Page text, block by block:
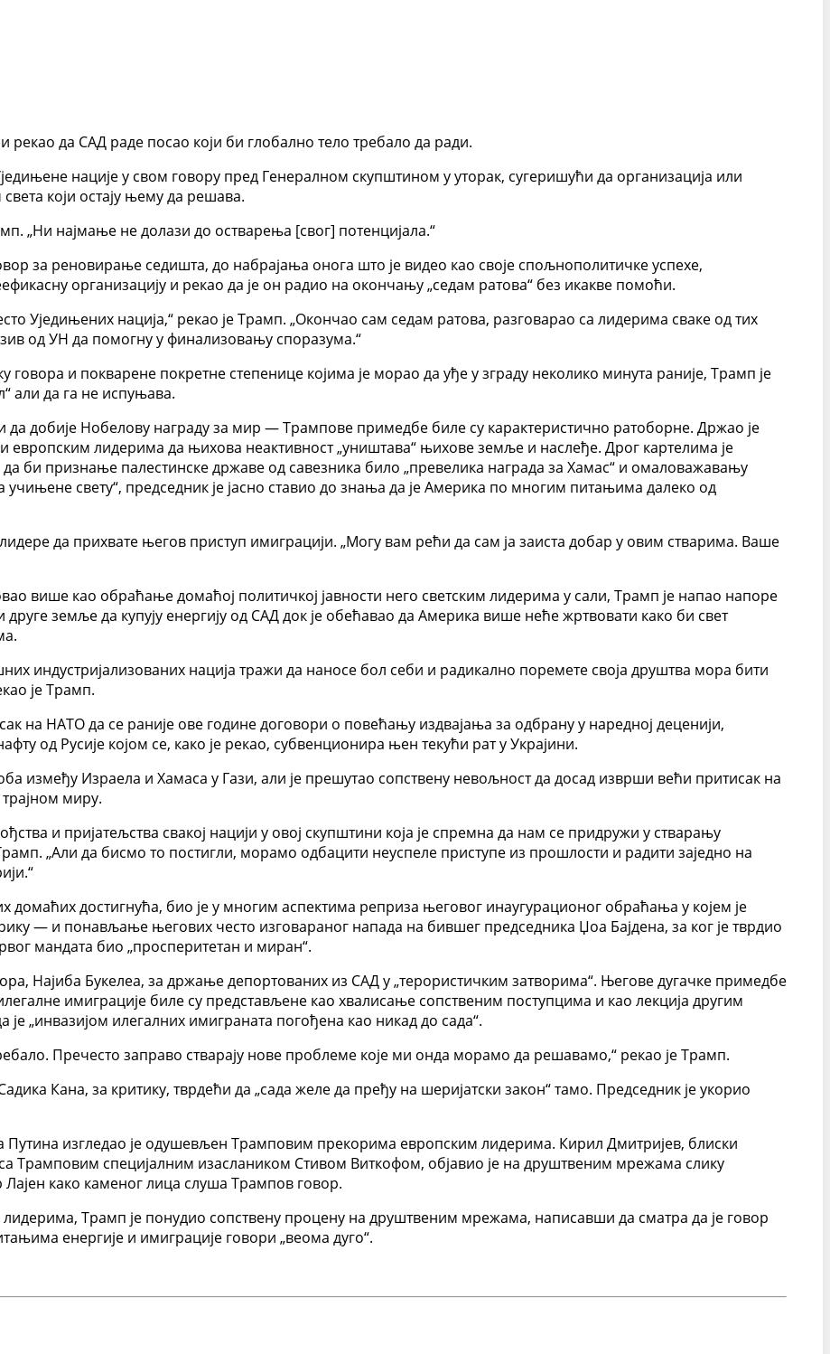
рекао да САД раде посао који би глобално тело требало да ради.
нације у свом говору пред Генералном скупштином у уторак, сугеришући да организација или
који остају њему да решава.
„Ни најмање не долази до остварења [свог] потенцијала.“
за реновирање седишта, до набрајања онога што је видео као своје спољнополитичке успехе,
организацију и рекао да је он радио на окончању „седам ратова“ без икакве помоћи.
Уједињених нација,“ рекао је Трамп. „Окончао сам седам ратова, разговарао са лидерима сваке од тих
од УН да помогну у финализовању споразума.“
и покварене покретне степенице којима је морао да уђе у зграду неколико минута раније, Трамп је
али да га не испуњава.
добије Нобелову награду за мир — Трампове примедбе биле су карактеристично ратоборне. Држао је
европским лидерима да њихова неактивност „уништава“ њихове земље и наслеђе. Дрог картелима је
да би признање палестинске државе од савезника било „превелика награда за Хамас“ и омаловажавању
учињене свету“, председник је јасно ставио до знања да је Америка по многим питањима далеко од
да прихвате његов приступ имиграцији. „Могу вам рећи да сам ја заиста добар у овим стварима. Ваше
више као обраћање домаћој политичкој јавности него светским лидерима у сали, Трамп је напао напоре
земље да купују енергију од САД док је обећавао да Америка више неће жртвовати како би свет
индустријализованих нација тражи да наносе бол себи и радикално поремете своја друштва мора бити
је Трамп.
на НАТО да се раније ове године договори о повећању издвајања за одбрану у наредној деценији,
од Русије којом се, како је рекао, субвенционира њен текући рат у Украјини.
између Израела и Хамаса у Гази, али је прешутао сопствену невољност да досад изврши већи притисак на
миру.
и пријатељства свакој нацији у овој скупштини која је спремна да нам се придружи у стварању
Трамп. „Али да бисмо то постигли, морамо одбацити неуспеле приступе из прошлости и радити заједно на
домаћих достигнућа, био је у многим аспектима реприза његовог инаугурационог обраћања у којем је
— и понављање његових често изговараног напада на бившег председника Џоа Бајдена, за ког је тврдио
мандата био „просперитетан и миран“.
Најиба Букелеа, за држање депортованих из САД у „терористичким затворима“. Његове дугачке примедбе
имиграције биле су представљене као хвалисање сопственим поступцима и као лекција другим
је „инвазијом илегалних имиграната погођена као никад до сада“.
Пречесто заправо стварају нове проблеме које ми онда морамо да решавамо,“ рекао је Трамп.
Кана, за критику, тврдећи да „сада желе да пређу на шеријатски закон“ тамо. Председник је укорио
Путина изгледао је одушевљен Трамповим прекорима европским лидерима. Кирил Дмитријев, блиски
са Трамповим специјалним изаслаником Стивом Виткофом, објавио је на друштвеним мрежама слику
како каменог лица слуша Трампов говор.
лидерима, Трамп је понудио сопствену процену на друштвеним мрежама, написавши да сматра да је говор
енергије и имиграције говори „веома дуго“.